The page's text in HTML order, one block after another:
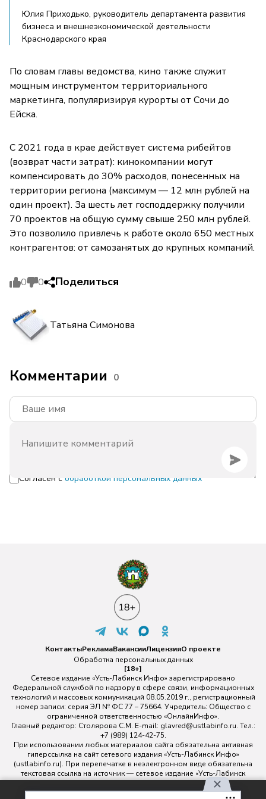
Юлия Приходько, руководитель департамента развития
бизнеса и внешнеэкономической деятельности
Краснодарского края
По словам главы ведомства, кино также служит
мощным инструментом территориального
маркетинга, популяризируя курорты от Сочи до
Ейска.
С 2021 года в крае действует система рибейтов
(возврат части затрат): кинокомпании могут
компенсировать до 30% расходов, понесенных на
территории региона (максимум — 12 млн рублей на
один проект). За шесть лет господдержку получили
70 проектов на общую сумму свыше 250 млн рублей.
Это позволило привлечь к работе около 650 местных
контрагентов: от самозанятых до крупных компаний.
0 0 Поделиться
Татьяна Симонова
Комментарии 0
Согласен с обработкой персональных данных
КонтактыРекламаВакансииЛицензияО проекте
Обработка персональных данных
[18+]
Сетевое издание «Усть-Лабинск Инфо» зарегистрировано
Федеральной службой по надзору в сфере связи, информационных
технологий и массовых коммуникаций 08.05.2019 г., регистрационный
номер записи: серия ЭЛ № ФС 77 – 75664. Учредитель: Общество с
ограниченной ответственностью «ОнлайнИнфо».
Главный редактор: Столярова С.М. E-mail: glavred@ustlabinfo.ru. Тел.:
+7 (989) 124-42-75.
При использовании любых материалов сайта обязательна активная
гиперссылка на сайт сетевого издания «Усть-Лабинск Инфо»
(ustlabinfo.ru). При перепечатке в неэлектронном виде обязательна
текстовая ссылка на источник — сетевое издание «Усть-Лабинск
инфо».
Использование фото- и видеоматериалов без письменного